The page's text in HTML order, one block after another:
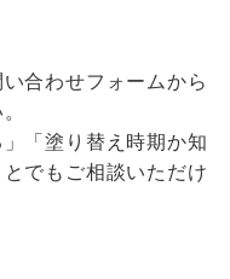
合わせフォームから
「塗り替え時期か知
でもご相談いただけ